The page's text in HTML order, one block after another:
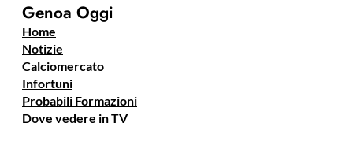
Genoa Oggi
Home
Notizie
Calciomercato
Infortuni
Probabili Formazioni
Dove vedere in TV